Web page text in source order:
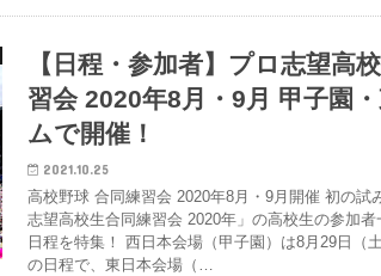
【日程・参加者】プロ志望高
習会 2020年8月・9月 甲子園
ムで開催！
2021.10.25
高校野球 合同練習会 2020年8月・9月開催 初の試
志望高校生合同練習会 2020年」の高校生の参加者
日程を特集！ 西日本会場（甲子園）は8月29日（
の日程で、東日本会場（…